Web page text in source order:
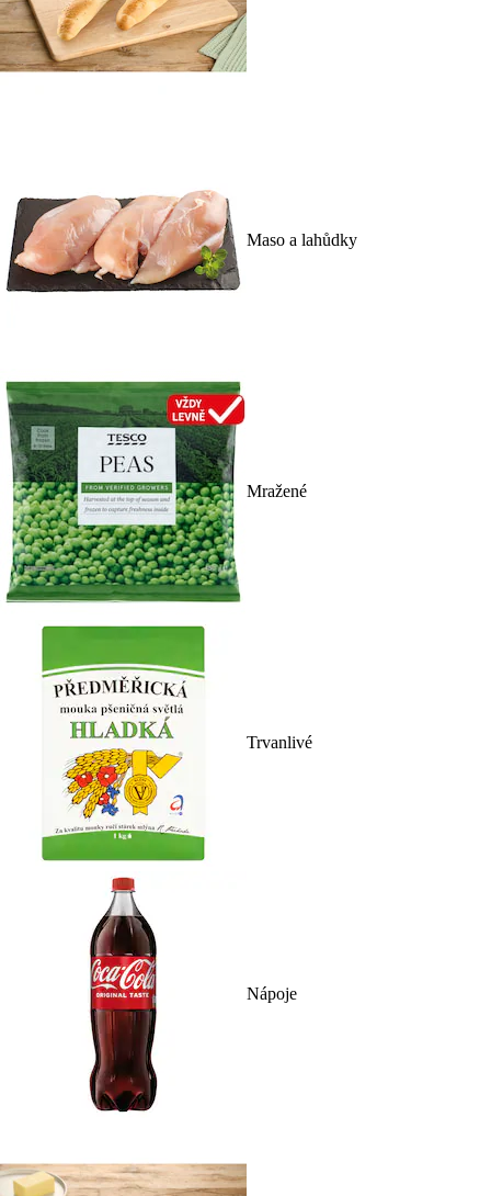
Maso a lahůdky
Mražené
Trvanlivé
Nápoje